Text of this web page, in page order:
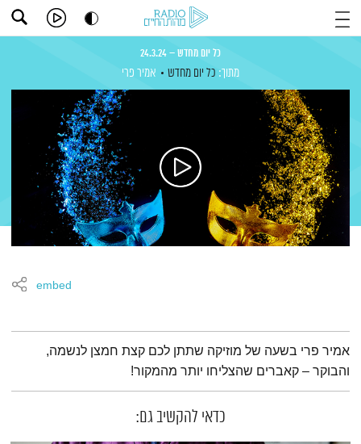
כל יום מחדש – 24.3.24
מתוך: כל יום מחדש אמיר פרי
embed
תמצית הפודקאסט
אמיר פרי בשעה של מוזיקה שתתן לכם קצת חמצן לנשמה,
והבוקר – קאברים שהצליחו יותר מהמקור!
כדאי להקשיב גם: